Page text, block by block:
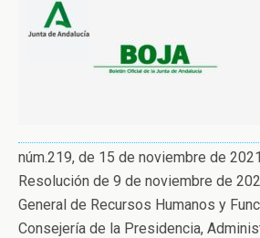
núm.219, de 15 de noviembre de
Resolución de 9 de noviembre de
General de Recursos Humanos y
Consejería de la Presidencia,